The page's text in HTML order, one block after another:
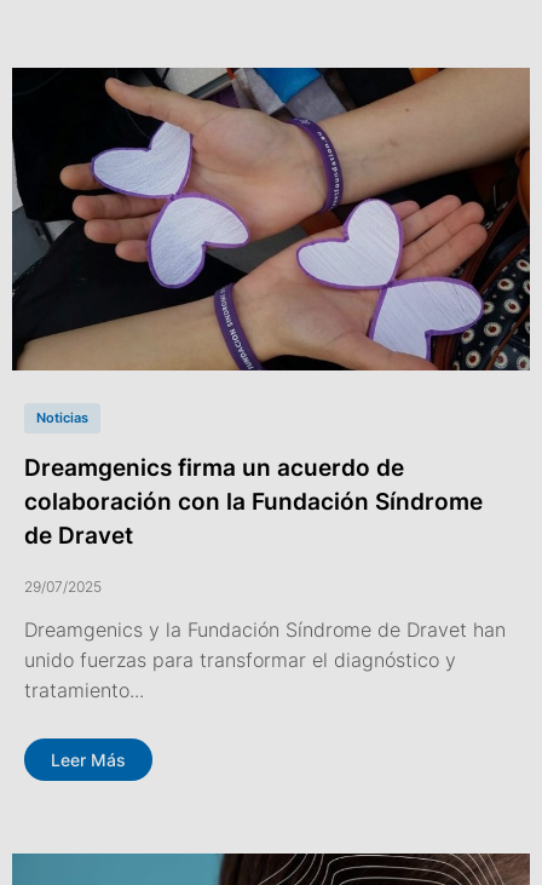
Noticias
Dreamgenics firma un acuerdo de
colaboración con la Fundación Síndrome
de Dravet
29/07/2025
Dreamgenics y la Fundación Síndrome de Dravet han
unido fuerzas para transformar el diagnóstico y
tratamiento...
Leer Más